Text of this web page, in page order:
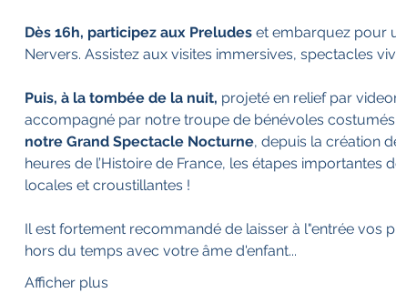
Dès 16h, participez aux Preludes et embarquez pour
Nervers. Assistez aux visites immersives, spectacles
Puis, à la tombée de la nuit, projeté en relief par
accompagné par notre troupe de bénévoles
notre Grand Spectacle Nocturne, depuis la création
heures de l’Histoire de France, les étapes
locales et croustillantes !
Il est fortement recommandé de laisser à l"entrée
hors du temps avec votre âme d'enfant...
Afficher plus